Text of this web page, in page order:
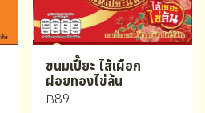
ขนมเปี๊ยะ ไส้เผือก
ฝอยทองไข่ล้น
฿89